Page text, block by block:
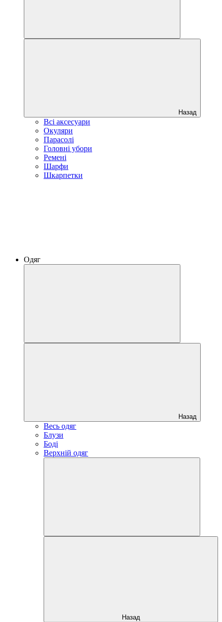
Назад
Всі аксесуари
Окуляри
Парасолі
Головні убори
Ремені
Шарфи
Шкарпетки
Одяг
Назад
Весь одяг
Блузи
Боді
Верхній одяг
Назад